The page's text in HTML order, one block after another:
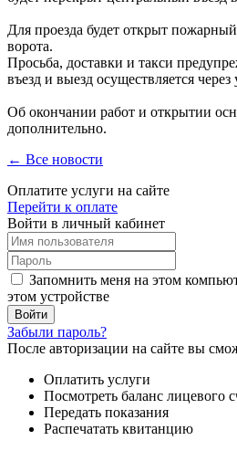
Для проезда будет открыт
ворота.
Просьба, доставки и такси
въезд и выезд осуществляется
Об окончании работ и открытии
дополнительно.
← Все новости
Оплатите услуги на сайте
Перейти к оплате
Войти в личный кабинет
Запомнить меня на этом
этом устройстве
Забыли пароль?
После авторизации на сайте вы
Оплатить услуги
Посмотреть баланс лицевого
Передать показания
Распечатать квитанцию